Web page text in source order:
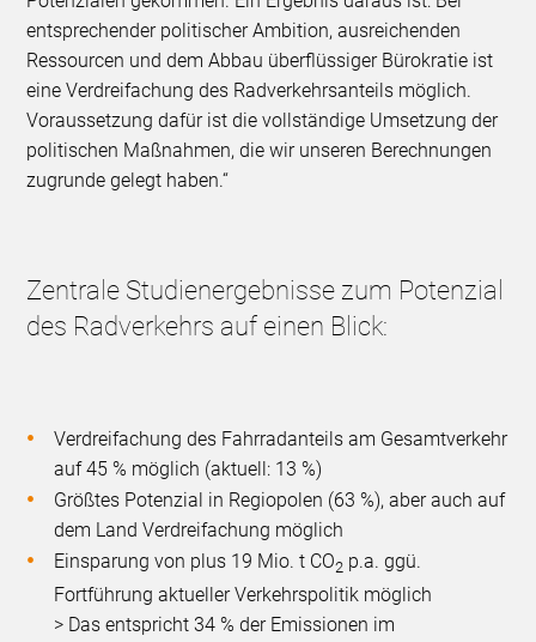
entsprechender politischer Ambition, ausreichenden
Ressourcen und dem Abbau überflüssiger Bürokratie ist
eine Verdreifachung des Radverkehrsanteils möglich.
Voraussetzung dafür ist die vollständige Umsetzung der
politischen Maßnahmen, die wir unseren Berechnungen
zugrunde gelegt haben.“
Zentrale Studienergebnisse zum Potenzial
des Radverkehrs auf einen Blick:
Verdreifachung des Fahrradanteils am Gesamtverkehr
auf 45 % möglich (aktuell: 13 %)
Größtes Potenzial in Regiopolen (63 %), aber auch auf
dem Land Verdreifachung möglich
Einsparung von plus 19 Mio. t CO2 p.a. ggü.
Fortführung aktueller Verkehrspolitik möglich
> Das entspricht 34 % der Emissionen im